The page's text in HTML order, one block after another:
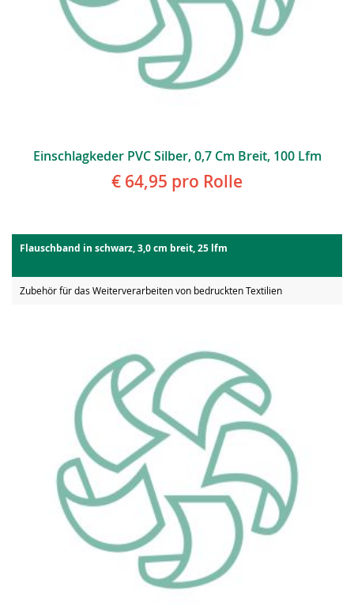
Einschlagkeder PVC Silber, 0,7 Cm Breit, 100 Lfm
€ 64,95 pro Rolle
Flauschband in schwarz, 3,0 cm breit, 25 lfm
Zubehör für das Weiterverarbeiten von bedruckten Textilien